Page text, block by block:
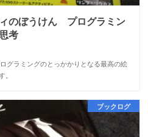
ィのぼうけん プログラミン
考
グラミングのとっかかりとなる最高の絵
。
ブックログ